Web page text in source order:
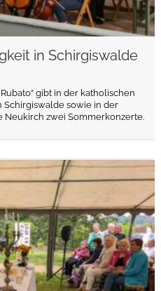
in Schirgiswalde
gibt in der katholischen
Schirgiswalde sowie in der
zwei Sommerkonzerte.